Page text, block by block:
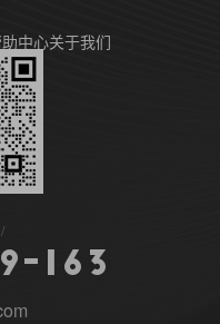
中心关于我们
9 - 6 3